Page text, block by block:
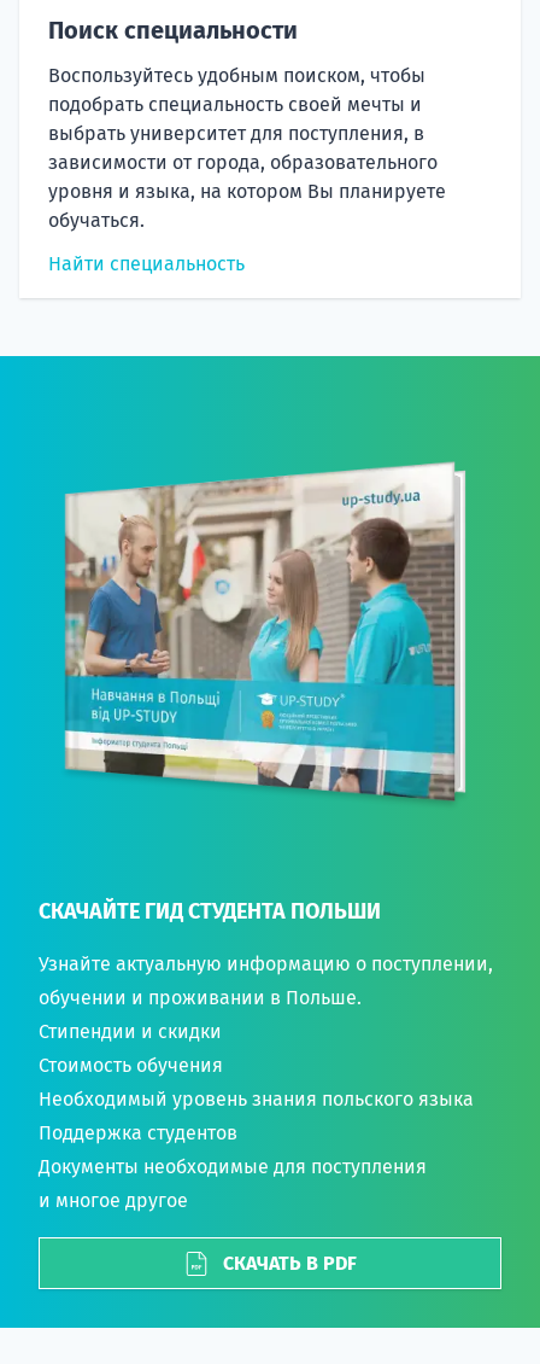
Поиск специальности
Воспользуйтесь удобным поиском, чтобы
подобрать специальность своей мечты и
выбрать университет для поступления, в
зависимости от города, образовательного
уровня и языка, на котором Вы планируете
обучаться.
Найти специальность
СКАЧАЙТЕ ГИД СТУДЕНТА ПОЛЬШИ
Узнайте актуальную информацию о поступлении,
обучении и проживании в Польше.
Стипендии и скидки
Стоимость обучения
Необходимый уровень знания польского языка
Поддержка студентов
Документы необходимые для поступления
и многое другое
СКАЧАТЬ В PDF